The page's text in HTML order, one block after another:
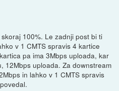
100%. Le zadnji post bi ti
v 1 CMTS spravis 4 kartice
pa ima 3Mbps uploada, kar
12Mbps uploada. Za downstream
in lahko v 1 CMTS spravis